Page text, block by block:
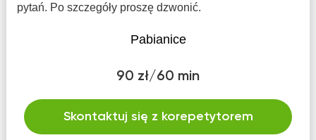
pytań. Po szczegóły proszę dzwonić.
Pabianice
90 zł/60 min
Skontaktuj się z korepetytorem